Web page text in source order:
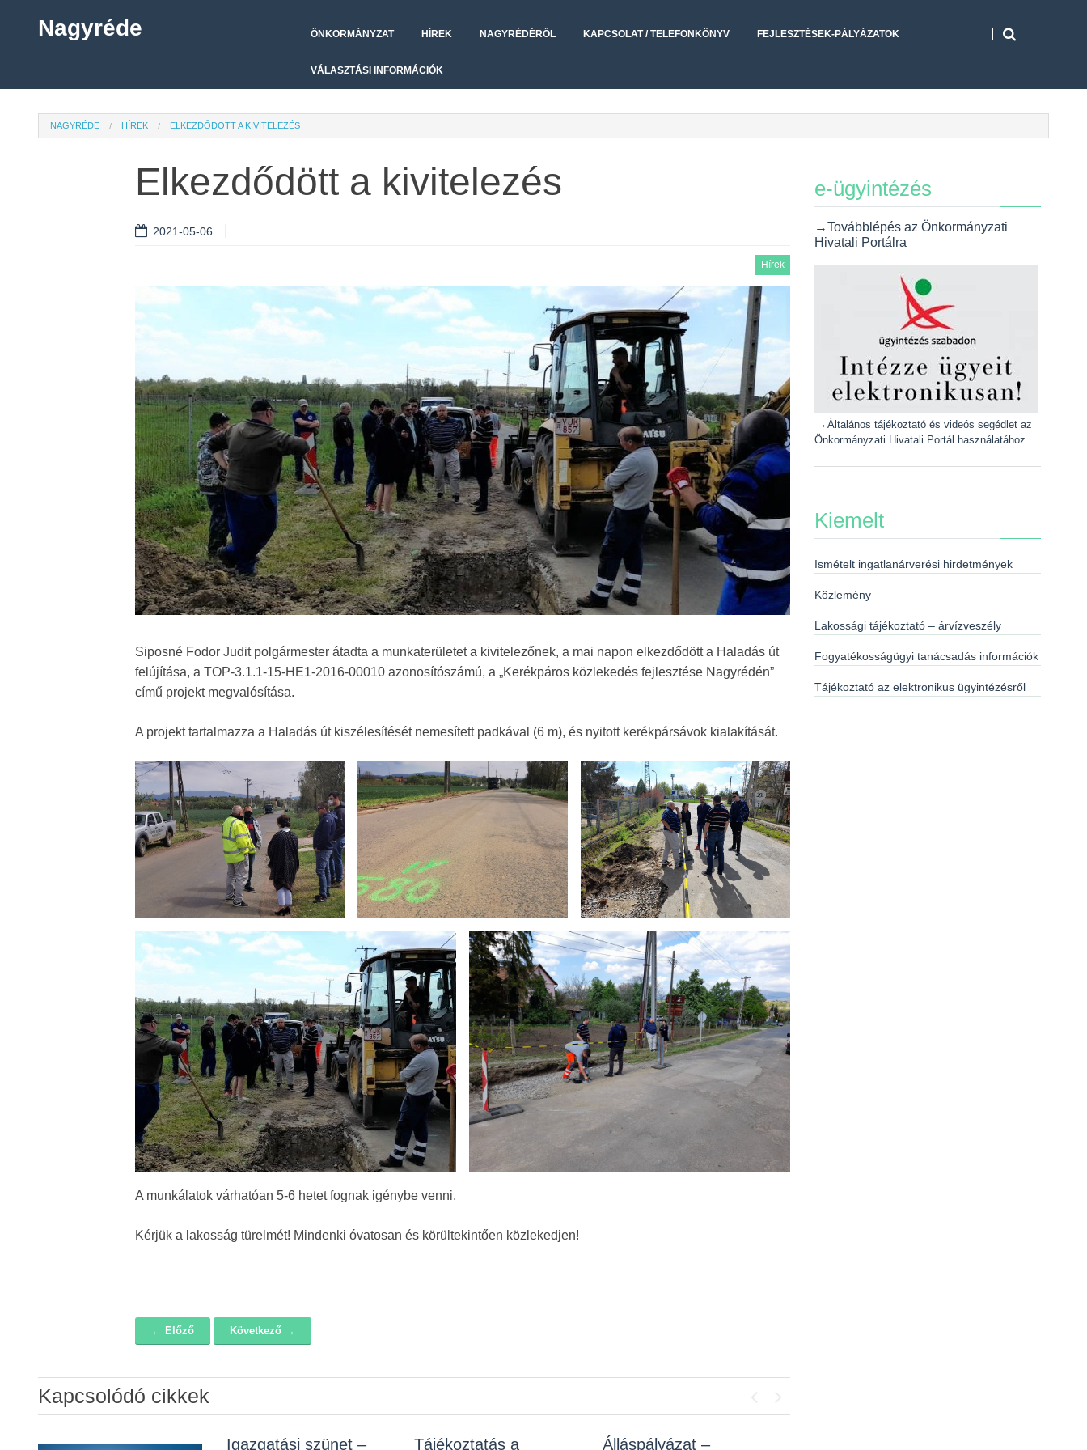
Nagyréde ÖNKORMÁNYZAT HÍREK NAGYRÉDÉRŐL KAPCSOLAT / TELEFONKÖNYV FEJLESZTÉSEK-PÁLYÁZATOK
VÁLASZTÁSI INFORMÁCIÓK
NAGYRÉDE HÍREK ELKEZDŐDÖTT A KIVITELEZÉS
Elkezdődött a kivitelezés
2021-05-06
Hírek
Siposné Fodor Judit polgármester átadta a munkaterületet a kivitelezőnek, a mai napon elkezdődött a Haladás út
felújítása, a TOP-3.1.1-15-HE1-2016-00010 azonosítószámú, a „Kerékpáros közlekedés fejlesztése Nagyrédén”
című projekt megvalósítása.
A projekt tartalmazza a Haladás út kiszélesítését nemesített padkával (6 m), és nyitott kerékpársávok kialakítását.
A munkálatok várhatóan 5-6 hetet fognak igénybe venni.
Kérjük a lakosság türelmét! Mindenki óvatosan és körültekintően közlekedjen!
← Előző Következő →
Kapcsolódó cikkek
Igazgatási szünet –
Tájékoztatás a
Álláspályázat –
Álláspályázat –
Lakossági fórum az
Rendelet kihirdetése
Álláspályázat –
e-ügyintézés
→Továbblépés az Önkormányzati
Hivatali Portálra
→ Általános tájékoztató és videós segédlet az
Önkormányzati Hivatali Portál használatához
Kiemelt
Ismételt ingatlanárverési hirdetmények
Közlemény
Lakossági tájékoztató – árvízveszély
Fogyatékosságügyi tanácsadás információk
Tájékoztató az elektronikus ügyintézésről